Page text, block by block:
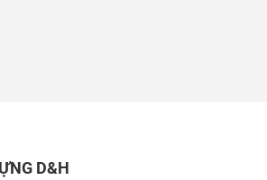
D&H